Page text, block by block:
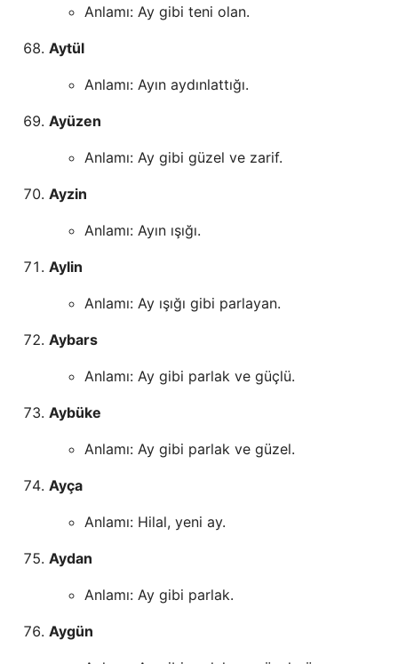
Anlamı: Ay gibi teni olan.
Aytül
Anlamı: Ayın aydınlattığı.
Ayüzen
Anlamı: Ay gibi güzel ve zarif.
Ayzin
Anlamı: Ayın ışığı.
Aylin
Anlamı: Ay ışığı gibi parlayan.
Aybars
Anlamı: Ay gibi parlak ve güçlü.
Aybüke
Anlamı: Ay gibi parlak ve güzel.
Ayça
Anlamı: Hilal, yeni ay.
Aydan
Anlamı: Ay gibi parlak.
Aygün